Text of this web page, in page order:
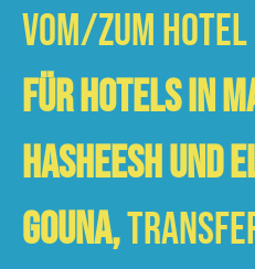
vom/zum
Für Hotels in
Hasheesh und
Gouna,